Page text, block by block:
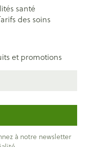
santé
des soins
et promotions
à notre newsletter